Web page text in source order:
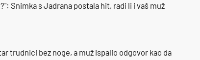
Snimka s Jadrana postala hit, radi li i vaš muž
trudnici bez noge, a muž ispalio odgovor kao da